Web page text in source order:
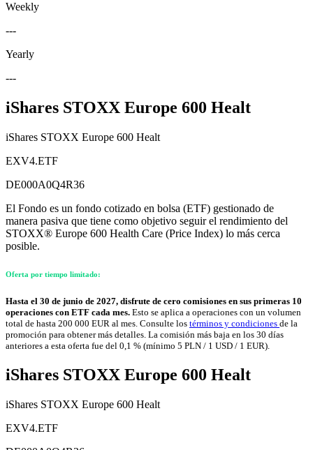
Weekly
---
Yearly
---
iShares STOXX Europe 600 Healt
iShares STOXX Europe 600 Healt
EXV4.ETF
DE000A0Q4R36
El Fondo es un fondo cotizado en bolsa (ETF) gestionado de
manera pasiva que tiene como objetivo seguir el rendimiento del
STOXX® Europe 600 Health Care (Price Index) lo más cerca
posible.
Oferta por tiempo limitado:
Hasta el 30 de junio de 2027, disfrute de cero comisiones en sus primeras 10
operaciones con ETF cada mes. Esto se aplica a operaciones con un volumen
total de hasta 200 000 EUR al mes. Consulte los términos y condiciones de la
promoción para obtener más detalles. La comisión más baja en los 30 días
anteriores a esta oferta fue del 0,1 % (mínimo 5 PLN / 1 USD / 1 EUR).
iShares STOXX Europe 600 Healt
iShares STOXX Europe 600 Healt
EXV4.ETF